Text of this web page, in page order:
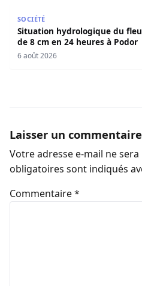
SOCIÉTÉ
Situation hydrologique du
de 8 cm en 24 heures à Podor
6 août 2026
Laisser un commentaire
Votre adresse e-mail ne sera
obligatoires sont indiqués
Commentaire*